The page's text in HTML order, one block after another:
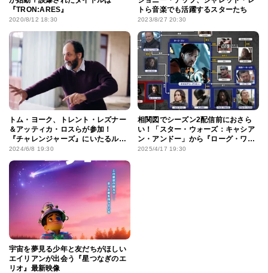
『TRON:ARES』
2020/8/12 18:30
トら音楽でも活躍するスターたち
2023/8/27 20:30
トム・ヨーク、トレント・レズナー
＆アッティカ・ロスらが参加！
『チャレンジャーズ』にいたるル
カ・グァダニーノ作品の音楽へのこ
2024/6/8 19:30
相関図でシーズン2配信前におさら
い！「スター・ウォーズ：キャシア
ン・アンドー」から『ローグ・ワ
ン』に続く道のり
2025/4/17 19:30
宇宙を夢見る少年と友だちがほしい
エイリアンが出会う『星つなぎのエ
リオ』最新映像